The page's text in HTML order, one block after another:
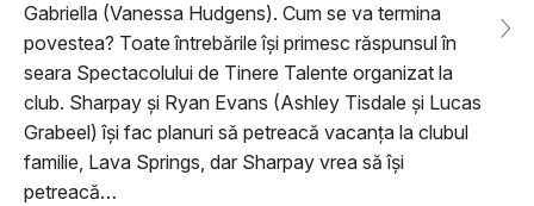
Gabriella (Vanessa Hudgens). Cum se va termina
povestea? Toate întrebările își primesc răspunsul în
seara Spectacolului de Tinere Talente organizat la
club. Sharpay și Ryan Evans (Ashley Tisdale și Lucas
Grabeel) își fac planuri să petreacă vacanța la clubul
familie, Lava Springs, dar Sharpay vrea să își
petreacă…